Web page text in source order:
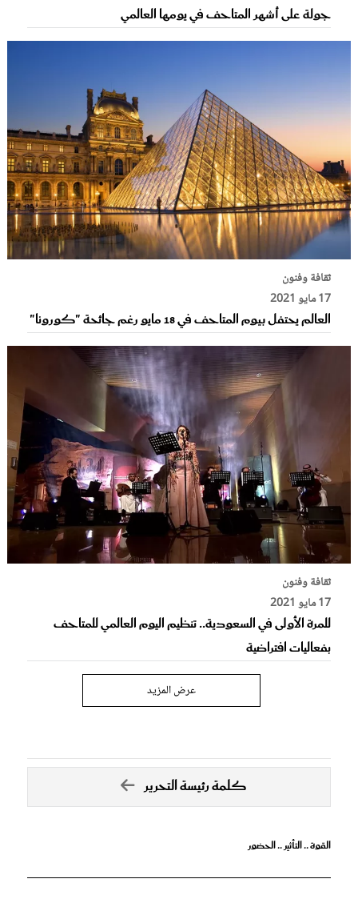
جولة على أشهر المتاحف في يومها العالمي
ثقافة وفنون
17 مايو 2021
العالم يحتفل بيوم المتاحف في 18 مايو رغم جائحة "كورونا"
ثقافة وفنون
17 مايو 2021
للمرة الأولى في السعودية.. تنظيم اليوم العالمي للمتاحف
بفعاليات افتراضية
عرض المزيد
كلمة رئيسة التحرير
القوة .. التأثير .. الحضور